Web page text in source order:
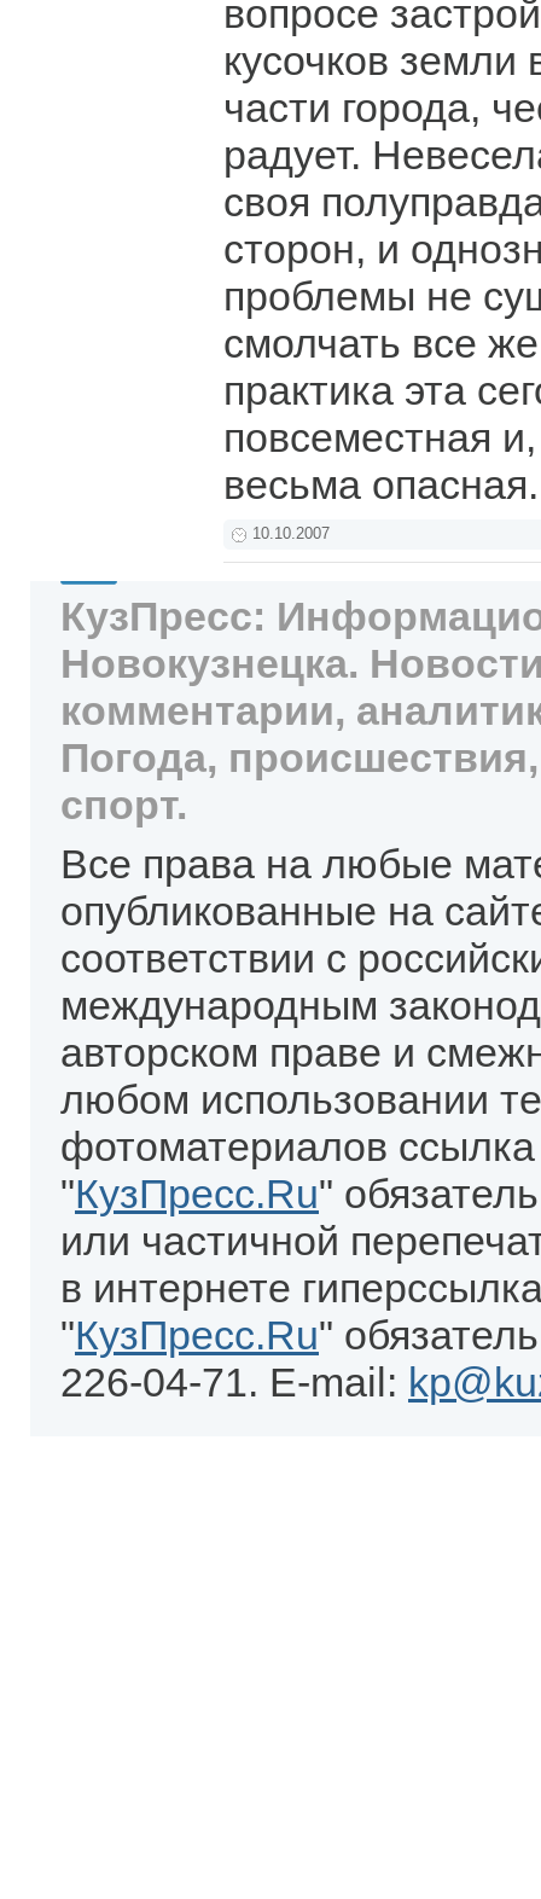
вопросе
кусочков земли
части города,
радует.
своя
сторон, и
проблемы не
смолчать все
практика эта
повсеместная
весьма
10.10.2007
КузПресс:
Новокузнецка.
комментарии,
Погода,
спорт.
Все права на любые
опубликованные на
соответствии с
международным
авторском праве и
любом использовании
фотоматериалов
"КузПресс.Ru"
или частичной
в интернете
"КузПресс.Ru"
226-04-71. E-mail: